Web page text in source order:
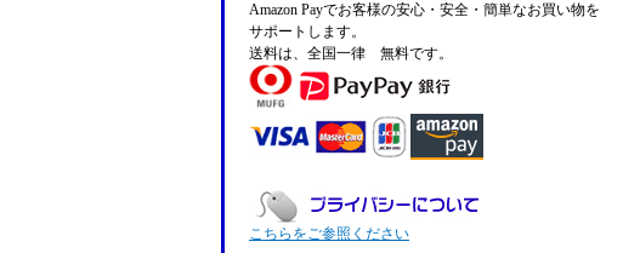
Amazon Payでお客様の安心・安全・簡単なお買い物を
サポートします。
送料は、全国一律 無料です。
こちらをご参照ください